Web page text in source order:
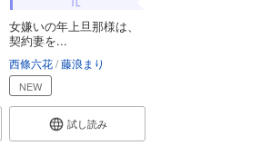
女嫌いの年上旦那様は、
契約妻を...
西條六花 藤浪まり
NEW
試し読み